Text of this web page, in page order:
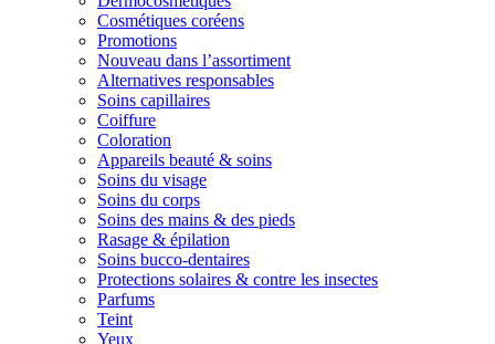
Cosmétiques coréens
Promotions
Nouveau dans l’assortiment
Alternatives responsables
Soins capillaires
Coiffure
Coloration
Appareils beauté & soins
Soins du visage
Soins du corps
Soins des mains & des pieds
Rasage & épilation
Soins bucco-dentaires
Protections solaires & contre les insectes
Parfums
Teint
Yeux